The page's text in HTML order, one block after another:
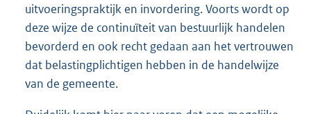
uitvoeringspraktijk en invordering. Voorts wordt op
deze wijze de continuïteit van bestuurlijk handelen
bevorderd en ook recht gedaan aan het vertrouwen
dat belastingplichtigen hebben in de handelwijze
van de gemeente.